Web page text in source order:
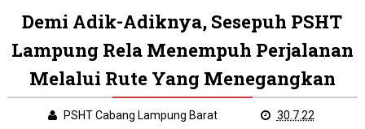
Demi Adik-Adiknya, Sesepuh PSHT
Lampung Rela Menempuh Perjalanan
Melalui Rute Yang Menegangkan
PSHT Cabang Lampung Barat 30.7.22